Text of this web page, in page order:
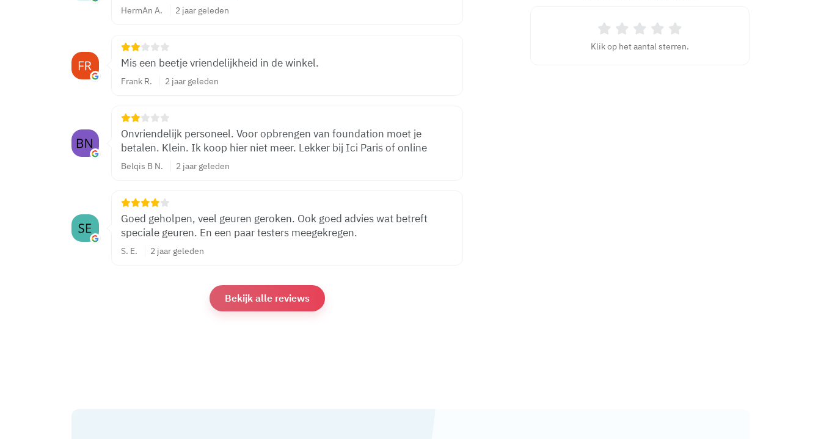
HermAn A. 2 jaar geleden
Mis een beetje vriendelijkheid in de winkel.
Frank R. 2 jaar geleden
Onvriendelijk personeel. Voor opbrengen van foundation moet je
betalen. Klein. Ik koop hier niet meer. Lekker bij Ici Paris of online
Belqis B N. 2 jaar geleden
Goed geholpen, veel geuren geroken. Ook goed advies wat betreft
speciale geuren. En een paar testers meegekregen.
S. E. 2 jaar geleden
Bekijk alle reviews
Klik op het aantal sterren.